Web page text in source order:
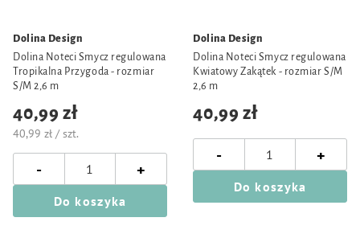
Dolina Design
Dolina Noteci Smycz regulowana
Tropikalna Przygoda - rozmiar
S/M 2,6 m
40,99 zł
40,99 zł / szt.
- +
Do koszyka
Dolina Design
Dolina Noteci Smycz regulowana
Kwiatowy Zakątek - rozmiar S/M
2,6 m
40,99 zł
- +
Do koszyka